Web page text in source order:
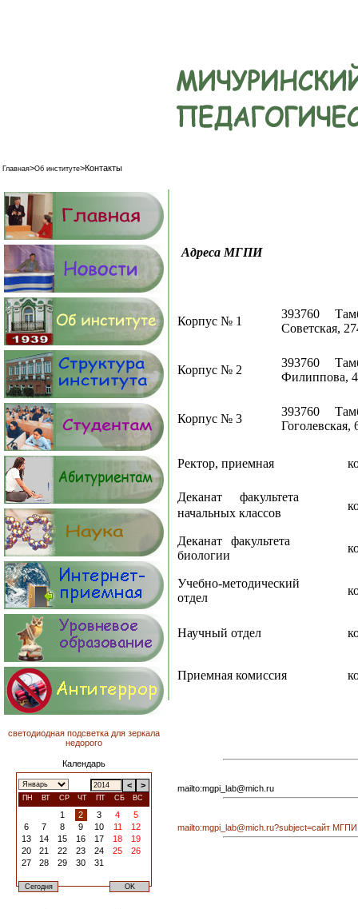
Главная>Об институте>Контакты
светодиодная подсветка для зеркала
недорого
Календарь
< >
ПН ВТ СР ЧТ ПТ СБ ВС
1 2 3 4
5
6
7 8 9 10 11
12
13
14 15 16 17 18
19
20
21 22 23 24 25
26
27
28 29 30 31
Адреса МГПИ
Корпус № 1
393760
Советская,
Корпус № 2
393760
Филиппова,
Корпус № 3
393760
Гоголевская,
Ректор, приемная
Деканат факультета
начальных классов
Деканат факультета
биологии
Учебно-методический
отдел
Научный отдел
Приемная комиссия
mailto:mgpi_lab@mich.ru
mailto:mgpi_lab@mich.ru?subject=сайт МГПИ